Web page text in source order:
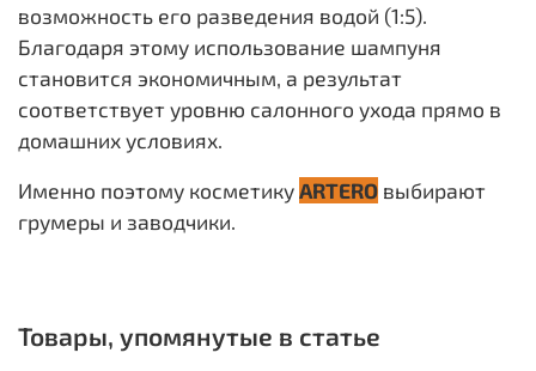
возможность его разведения водой (1:5).
Благодаря этому использование шампуня
становится экономичным, а результат
соответствует уровню салонного ухода прямо в
домашних условиях.
Именно поэтому косметикуARTERO выбирают
грумеры и заводчики.
Товары, упомянутые в статье